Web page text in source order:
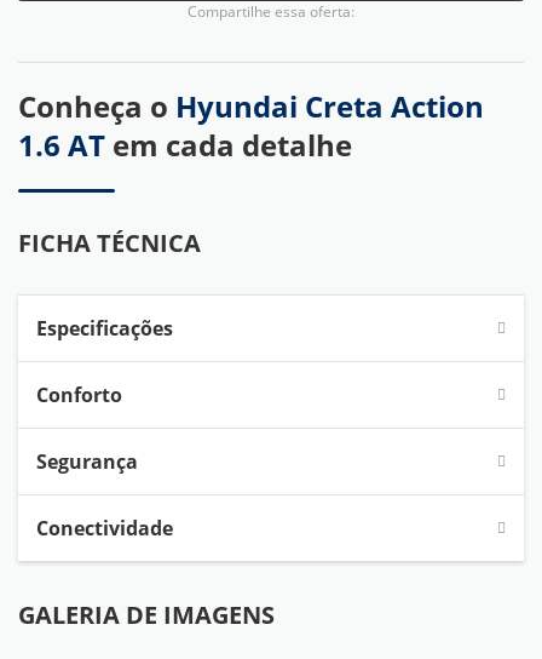
Compartilhe essa oferta:
Conheça o Hyundai Creta Action
1.6 AT em cada detalhe
FICHA TÉCNICA
Especificações
Conforto
Segurança
Conectividade
GALERIA DE IMAGENS